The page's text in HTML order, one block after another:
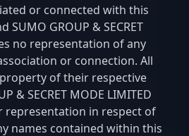
or connected with this
SUMO GROUP & SECRET
no representation of any
or connection. All
of their respective
& SECRET MODE LIMITED
representation in respect of
names contained within this